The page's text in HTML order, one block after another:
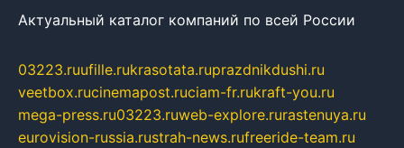
Актуальный каталог компаний по всей России
03223.ruufille.rukrasotata.ruprazdnikdushi.ru
veetbox.rucinemapost.ruciam-fr.rukraft-you.ru
mega-press.ru03223.ruweb-explore.rurastenuya.ru
eurovision-russia.rustrah-news.rufreeride-team.ru